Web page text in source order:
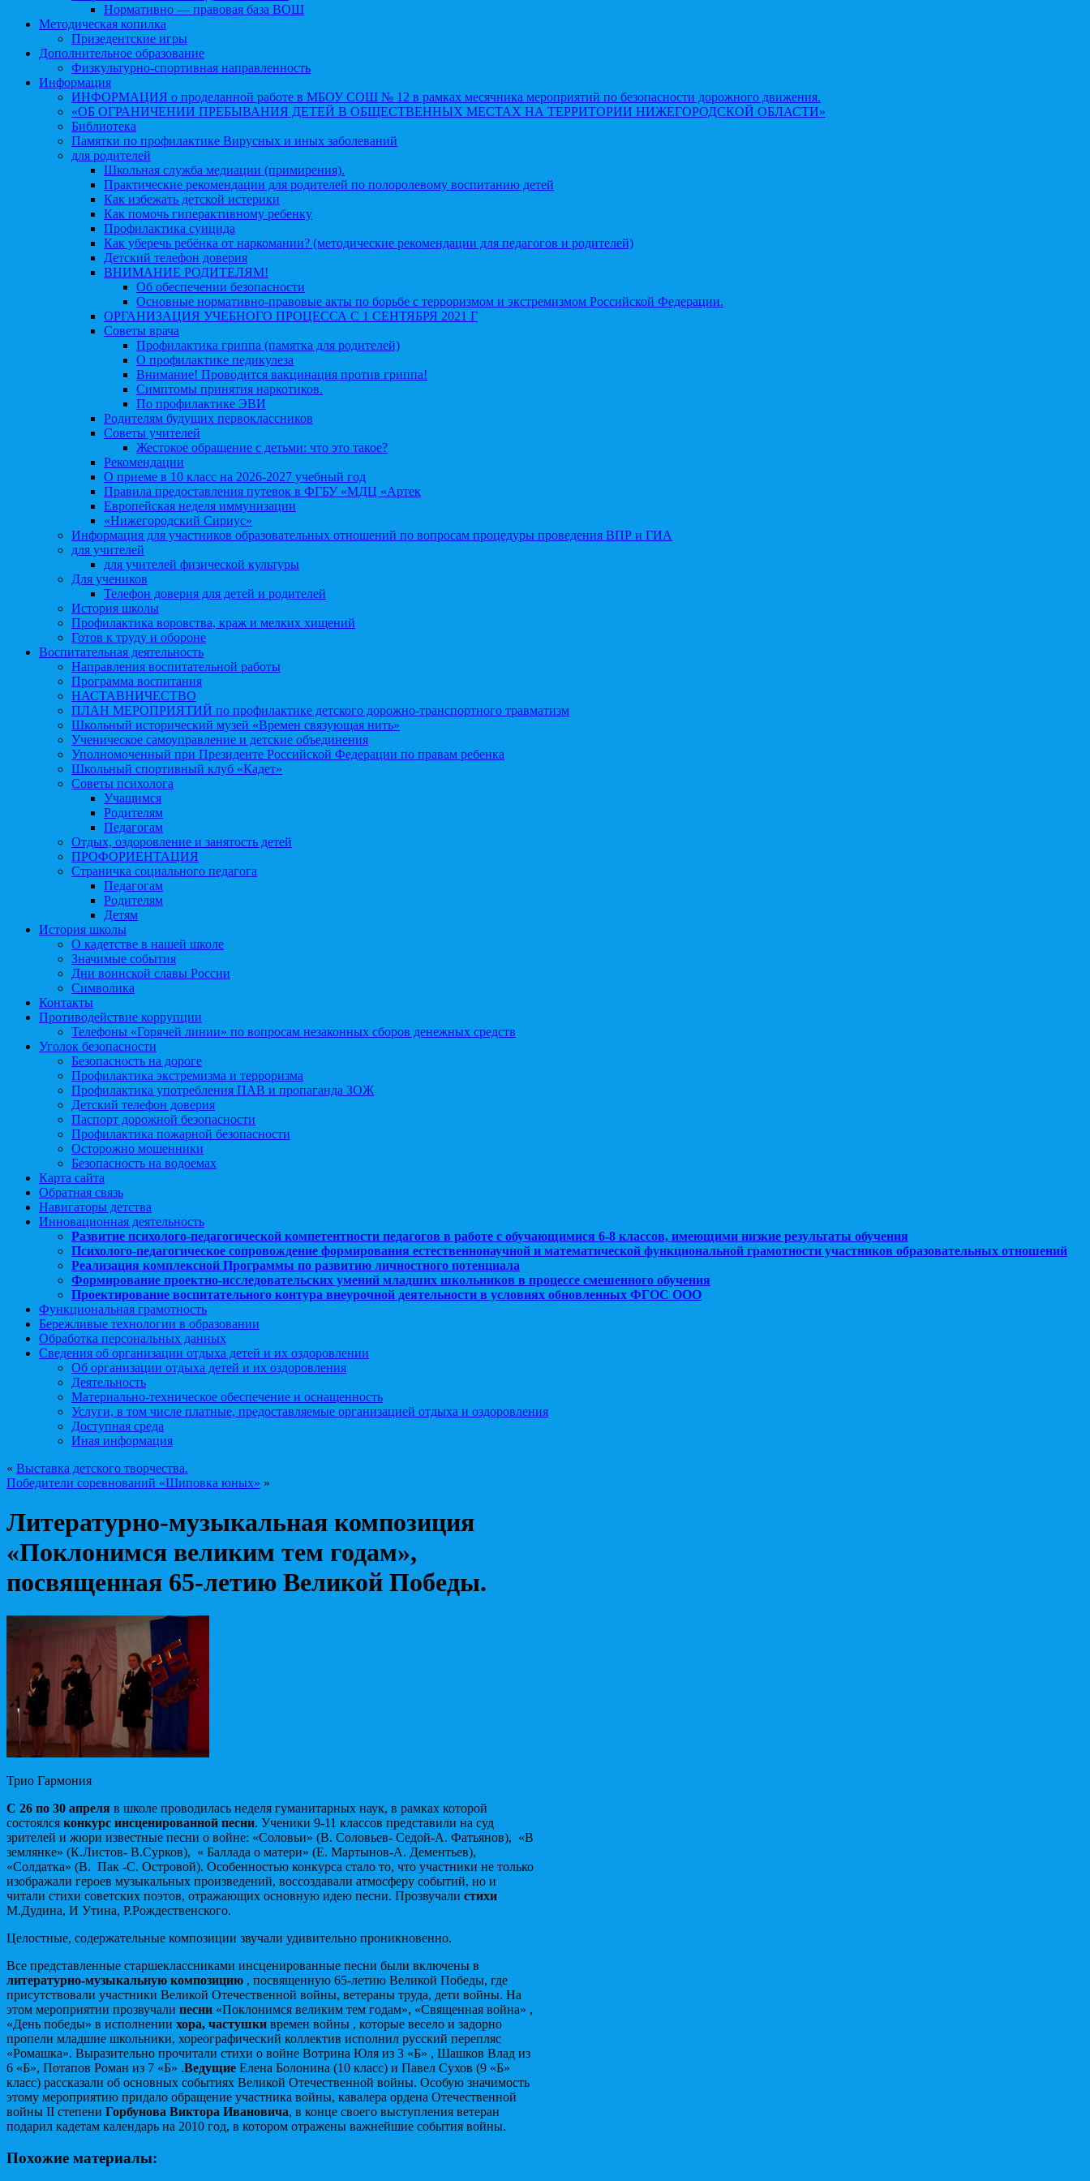
Нормативно — правовая база ВОШ
Методическая копилка
Призедентские игры
Дополнительное образование
Физкультурно-спортивная направленность
Информация
ИНФОРМАЦИЯ о проделанной работе в МБОУ СОШ № 12 в рамках месячника мероприятий по безопасности дорожного движения.
«ОБ ОГРАНИЧЕНИИ ПРЕБЫВАНИЯ ДЕТЕЙ В ОБЩЕСТВЕННЫХ МЕСТАХ НА ТЕРРИТОРИИ НИЖЕГОРОДСКОЙ ОБЛАСТИ»
Библиотека
Памятки по профилактике Вирусных и иных заболеваний
для родителей
Школьная служба медиации (примирения).
Практические рекомендации для родителей по полоролевому воспитанию детей
Как избежать детской истерики
Как помочь гиперактивному ребенку
Профилактика суицида
Как уберечь ребёнка от наркомании? (методические рекомендации для педагогов и родителей)
Детский телефон доверия
ВНИМАНИЕ РОДИТЕЛЯМ!
Об обеспечении безопасности
Основные нормативно-правовые акты по борьбе с терроризмом и экстремизмом Российской Федерации.
ОРГАНИЗАЦИЯ УЧЕБНОГО ПРОЦЕССА С 1 СЕНТЯБРЯ 2021 Г
Советы врача
Профилактика гриппа (памятка для родителей)
О профилактике педикулеза
Внимание! Проводится вакцинация против гриппа!
Симптомы принятия наркотиков.
По профилактике ЭВИ
Родителям будущих первоклассников
Советы учителей
Жестокое обращение с детьми: что это такое?
Рекомендации
О приеме в 10 класс на 2026-2027 учебный год
Правила предоставления путевок в ФГБУ «МДЦ «Артек
Европейская неделя иммунизации
«Нижегородский Сириус»
Информация для участников образовательных отношений по вопросам процедуры проведения ВПР и ГИА
для учителей
для учителей физической культуры
Для учеников
Телефон доверия для детей и родителей
История школы
Профилактика воровства, краж и мелких хищений
Готов к труду и обороне
Воспитательная деятельность
Направления воспитательной работы
Программа воспитания
НАСТАВНИЧЕСТВО
ПЛАН МЕРОПРИЯТИЙ по профилактике детского дорожно-транспортного травматизм
Школьный исторический музей «Времен связующая нить»
Ученическое самоуправление и детские объединения
Уполномоченный при Президенте Российской Федерации по правам ребенка
Школьный спортивный клуб «Кадет»
Советы психолога
Учащимся
Родителям
Педагогам
Отдых, оздоровление и занятость детей
ПРОФОРИЕНТАЦИЯ
Страничка социального педагога
Педагогам
Родителям
Детям
История школы
О кадетстве в нашей школе
Значимые события
Дни воинской славы России
Символика
Контакты
Противодействие коррупции
Телефоны «Горячей линии» по вопросам незаконных сборов денежных средств
Уголок безопасности
Безопасность на дороге
Профилактика экстремизма и терроризма
Профилактика употребления ПАВ и пропаганда ЗОЖ
Детский телефон доверия
Паспорт дорожной безопасности
Профилактика пожарной безопасности
Осторожно мошенники
Безопасность на водоемах
Карта сайта
Обратная связь
Навигаторы детства
Инновационная деятельность
Развитие психолого-педагогической компетентности педагогов в работе с обучающимися 6-8 классов, имеющими низкие результаты обучения
Психолого-педагогическое сопровождение формирования естественнонаучной и математической функциональной грамотности участников образовательных отношений
Реализация комплексной Программы по развитию личностного потенциала
Формирование проектно-исследовательских умений младших школьников в процессе смешенного обучения
Проектирование воспитательного контура внеурочной деятельности в условиях обновленных ФГОС ООО
Функциональная грамотность
Бережливые технологии в образовании
Обработка персональных данных
Сведения об организации отдыха детей и их оздоровлении
Об организации отдыха детей и их оздоровления
Деятельность
Материально-техническое обеспечение и оснащенность
Услуги, в том числе платные, предоставляемые организацией отдыха и оздоровления
Доступная среда
Иная информация
« Выставка детского творчества.
Победители соревнований «Шиповка юных» »
Литературно-музыкальная композиция
«Поклонимся великим тем годам»,
посвященная 65-летию Великой Победы.
Трио Гармония
С 26 по 30 апреля в школе проводилась неделя гуманитарных наук, в рамках которой
состоялся конкурс инсценированной песни. Ученики 9-11 классов представили на суд
зрителей и жюри известные песни о войне: «Соловьи» (В. Соловьев- Седой-А. Фатьянов), «В
землянке» (К.Листов- В.Сурков), « Баллада о матери» (Е. Мартынов-А. Дементьев),
«Солдатка» (В. Пак -С. Островой). Особенностью конкурса стало то, что участники не только
изображали героев музыкальных произведений, воссоздавали атмосферу событий, но и
читали стихи советских поэтов, отражающих основную идею песни. Прозвучали стихи
М.Дудина, И Утина, Р.Рождественского.
Целостные, содержательные композиции звучали удивительно проникновенно.
Все представленные старшеклассниками инсценированные песни были включены в
литературно-музыкальную композицию , посвященную 65-летию Великой Победы, где
присутствовали участники Великой Отечественной войны, ветераны труда, дети войны. На
этом мероприятии прозвучали песни «Поклонимся великим тем годам», «Священная война» ,
«День победы» в исполнении хора, частушки времен войны , которые весело и задорно
пропели младшие школьники, хореографический коллектив исполнил русский перепляс
«Ромашка». Выразительно прочитали стихи о войне Вотрина Юля из 3 «Б» , Шашков Влад из
6 «Б», Потапов Роман из 7 «Б» .Ведущие Елена Болонина (10 класс) и Павел Сухов (9 «Б»
класс) рассказали об основных событиях Великой Отечественной войны. Особую значимость
этому мероприятию придало обращение участника войны, кавалера ордена Отечественной
войны II степени Горбунова Виктора Ивановича, в конце своего выступления ветеран
подарил кадетам календарь на 2010 год, в котором отражены важнейшие события войны.
Похожие материалы: